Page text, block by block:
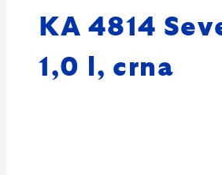
KA 4814
1,0 l, crna